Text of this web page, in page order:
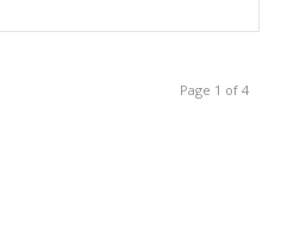
Page 1 of 4